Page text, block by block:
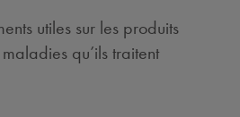
utiles sur les produits
qu’ils traitent